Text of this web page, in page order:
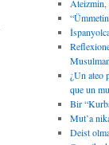
¿Un ateo
que un
Bir
Mut’a
Deist